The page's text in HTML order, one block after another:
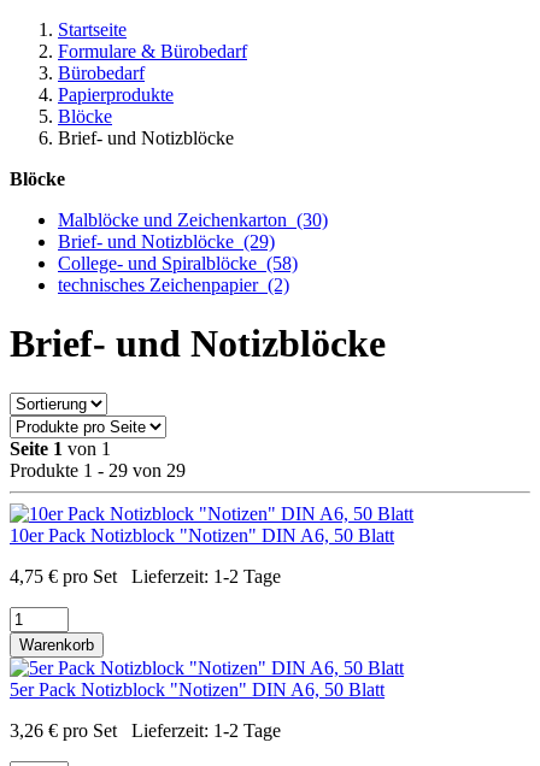
Startseite
Formulare & Bürobedarf
Bürobedarf
Papierprodukte
Blöcke
Brief- und Notizblöcke
Blöcke
Malblöcke und Zeichenkarton (30)
Brief- und Notizblöcke (29)
College- und Spiralblöcke (58)
technisches Zeichenpapier (2)
Brief- und Notizblöcke
Seite 1 von 1
Produkte 1 - 29 von 29
10er Pack Notizblock "Notizen" DIN A6, 50 Blatt
4,75 € pro Set Lieferzeit: 1-2 Tage
Warenkorb
5er Pack Notizblock "Notizen" DIN A6, 50 Blatt
3,26 € pro Set Lieferzeit: 1-2 Tage